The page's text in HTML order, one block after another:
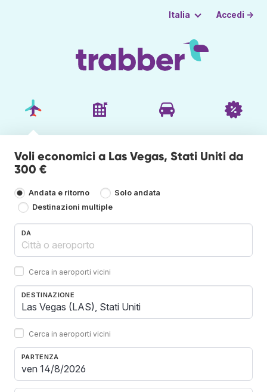
Italia Accedi →
Voli economici a Las Vegas, Stati Uniti da
300 €
Andata e ritorno
Solo andata
Destinazioni multiple
DA
Cerca in aeroporti vicini
DESTINAZIONE
Cerca in aeroporti vicini
PARTENZA